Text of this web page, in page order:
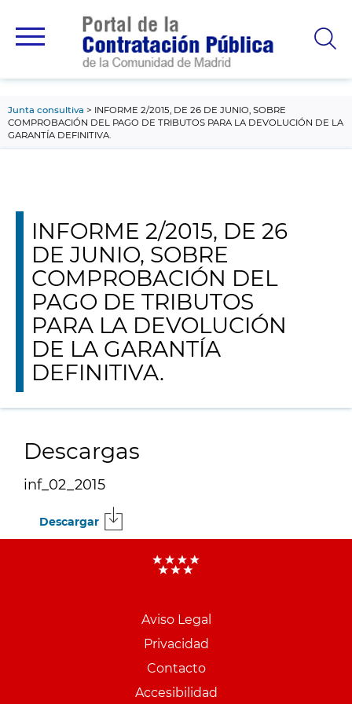
principal
Junta consultiva
INFORME 2/2015, DE 26 DE JUNIO, SOBRE
COMPROBACIÓN DEL PAGO DE TRIBUTOS PARA LA DEVOLUCIÓN DE LA
GARANTÍA DEFINITIVA.
INFORME 2/2015, DE 26
DE JUNIO, SOBRE
COMPROBACIÓN DEL
PAGO DE TRIBUTOS
PARA LA DEVOLUCIÓN
DE LA GARANTÍA
DEFINITIVA.
Descargas
inf_02_2015
Descargar
Aviso Legal
Privacidad
Contacto
Accesibilidad